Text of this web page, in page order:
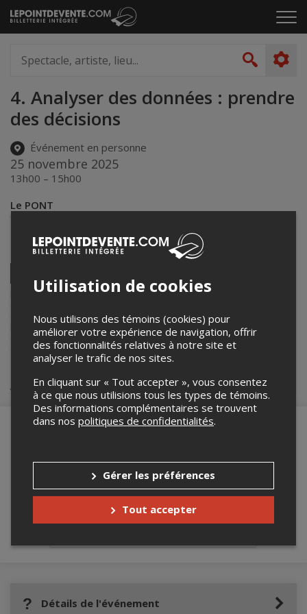
Passer
au
le
artiste,
lieu...
4. Analyser des données : prendre
des décisions
Événement en personne
25 novembre 2025
13h00 – 15h00
Le PONT
Partagez cet événement
Facebook LinkedinEnvoyer
Lepointdevente.com agit à titre de mandataire pour
événements.
Pour plus d’information à propos de cet événement, veuillez
contacter l’organisateur de l’événement, Le PONT, à
cfournier@centrelepont.com.
Achat de billets
Merci de confirmer que vous n'êtes pas un
robot ci-bas.
Détails de l'événement
Utilisation de cookies
Nous utilisons des témoins (cookies) pour
améliorer votre expérience de navigation, offrir
des fonctionnalités relatives à notre site et
analyser le trafic de nos sites.
En cliquant sur « Tout accepter », vous consentez
à ce que nous utilisions tous les types de témoins.
Des informations complémentaires se trouvent
dans nos politiques de confidentialités.
Gérer les préférences
Tout accepter